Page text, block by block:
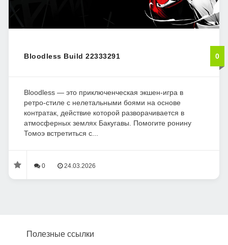
Bloodless Build 22333291 0
Bloodless — это приключенческая экшен-игра в
ретро-стиле с нелетальными боями на основе
контратак, действие которой разворачивается в
атмосферных землях Бакугавы. Помогите ронину
Томоэ встретиться с...
0 24.03.2026
Полезные ссылки